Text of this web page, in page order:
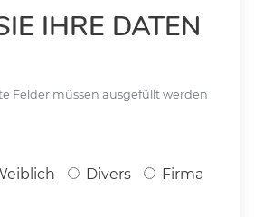
IHRE DATEN
Felder müssen ausgefüllt werden
Divers Firma